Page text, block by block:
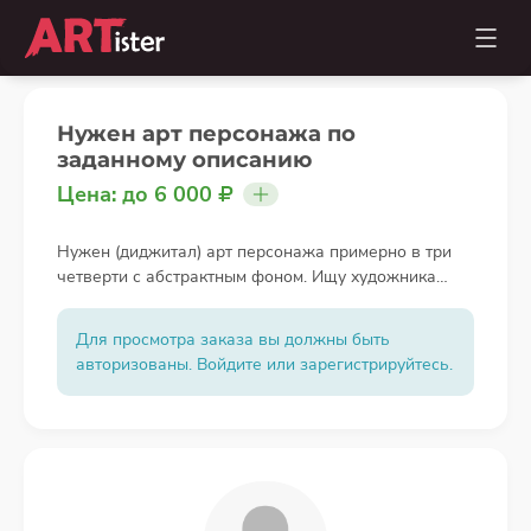
Нужен арт персонажа по
заданному описанию
Цена: до 6 000
Нужен (диджитал) арт персонажа примерно в три
четверти с абстрактным фоном. Ищу художника
подробным описанием деталей персонажа: лицо,
прическа, тело, одежда, поза и тд. В работе нужно
будет объединить их все в
Для просмотра заказа вы должны быть
авторизованы. Войдите или зарегистрируйтесь.